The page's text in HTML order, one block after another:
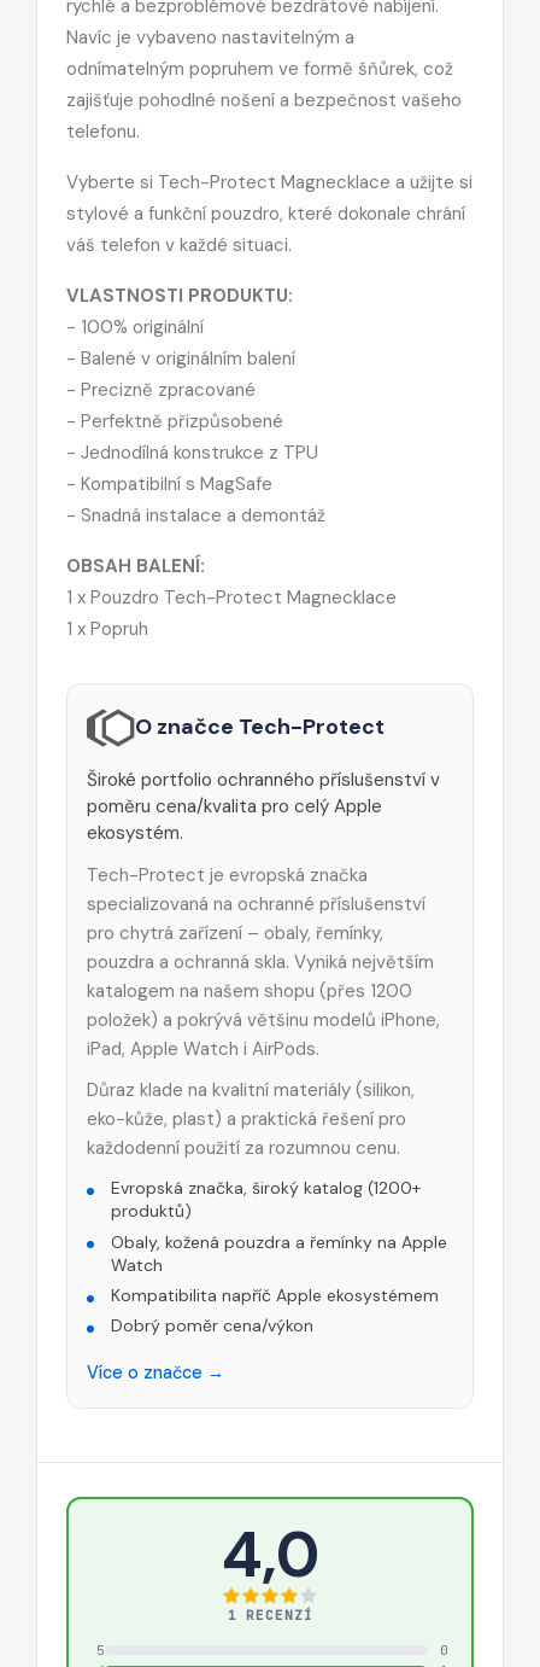
rychlé a bezproblémové bezdrátové nabíjení.
Navíc je vybaveno nastavitelným a
odnímatelným popruhem ve formě šňůrek, což
zajišťuje pohodlné nošení a bezpečnost vašeho
telefonu.
Vyberte si Tech-Protect Magnecklace a užijte si
stylové a funkční pouzdro, které dokonale chrání
váš telefon v každé situaci.
VLASTNOSTI PRODUKTU:
- 100% originální
- Balené v originálním balení
- Precizně zpracované
- Perfektně přizpůsobené
- Jednodílná konstrukce z TPU
- Kompatibilní s MagSafe
- Snadná instalace a demontáž
OBSAH BALENÍ:
1 x Pouzdro Tech-Protect Magnecklace
1 x Popruh
O značce Tech-Protect
Široké portfolio ochranného příslušenství v
poměru cena/kvalita pro celý Apple
ekosystém.
Tech-Protect je evropská značka
specializovaná na ochranné příslušenství
pro chytrá zařízení – obaly, řemínky,
pouzdra a ochranná skla. Vyniká největším
katalogem na našem shopu (přes 1200
položek) a pokrývá většinu modelů iPhone,
iPad, Apple Watch i AirPods.
Důraz klade na kvalitní materiály (silikon,
eko-kůže, plast) a praktická řešení pro
každodenní použití za rozumnou cenu.
Evropská značka, široký katalog (1200+
produktů)
Obaly, kožená pouzdra a řemínky na Apple
Watch
Kompatibilita napříč Apple ekosystémem
Dobrý poměr cena/výkon
Více o značce →
4,0
1 RECENZÍ
5
0